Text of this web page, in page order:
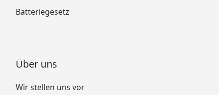
Batteriegesetz
Über uns
Wir stellen uns vor